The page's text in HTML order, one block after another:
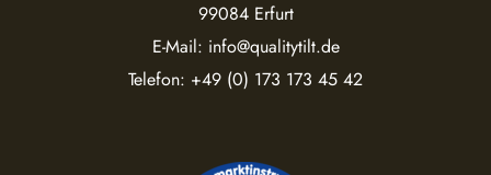
99084 Erfurt
E-Mail: info@qualitytilt.de
Telefon: +49 (0) 173 173 45 42